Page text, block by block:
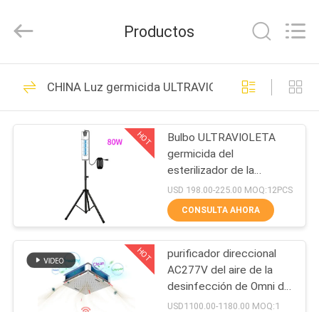
HOGAR
PRODUCTOS
NOSOTROS
VIAJE
Syochi
Electronics
All
Reserved.
LED ULTRAVIOLETA
que cura el sistema
70
LED ULTRAVIOLETA
que cura el equipo
79
Productos
CHINA Luz germicida ULTRAVIOLETA del LED
HOT
Bulbo ULTRAVIOLETA
germicida del
esterilizador de la
desinfección bactericida
ULTRAVIOLETA-c
portátil 254nm de la luz
USD 198.00-225.00 MOQ:12PCS
CONSULTA AHORA
HOT
purificador direccional
AC277V del aire de la
desinfección de Omni de
la lámpara
USD1100.00-1180.00 MOQ:1